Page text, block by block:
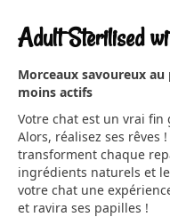
Adult Sterilised
Morceaux savoureux
moins actifs
Votre chat est un vrai
Alors, réalisez ses rêves
transforment chaque
ingrédients naturels et
votre chat une
et ravira ses papilles !